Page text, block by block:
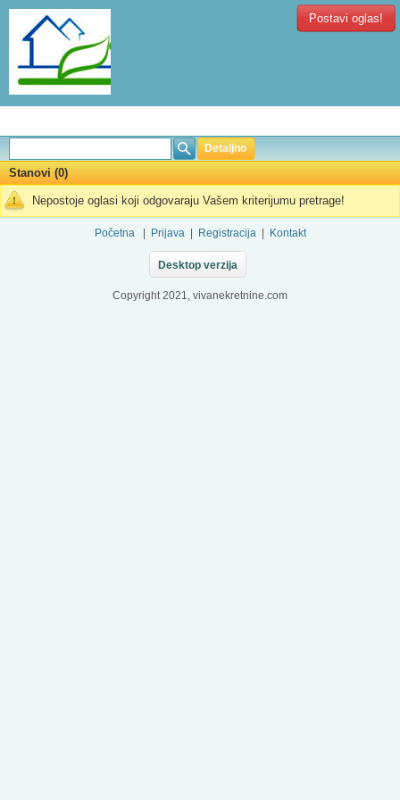
Postavi oglas!
Detaljno
Stanovi (0)
Nepostoje oglasi koji odgovaraju Vašem kriterijumu pretrage!
Početna Prijava Registracija Kontakt
Desktop verzija
Copyright 2021, vivanekretnine.com